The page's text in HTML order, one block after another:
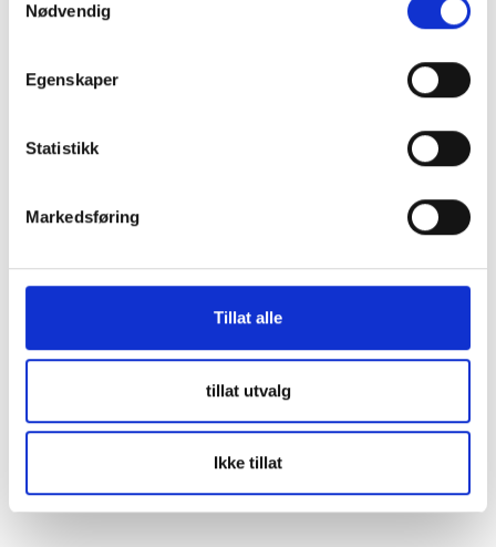
Nødvendig
Egenskaper
Statistikk
Markedsføring
Tillat alle
tillat utvalg
Ikke tillat